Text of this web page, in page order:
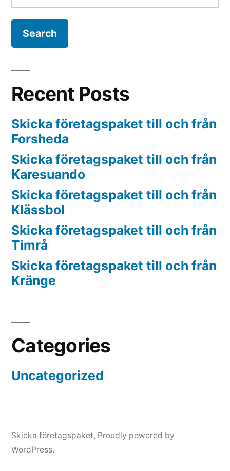
for:
Recent Posts
Skicka företagspaket till och från
Forsheda
Skicka företagspaket till och från
Karesuando
Skicka företagspaket till och från
Klässbol
Skicka företagspaket till och från
Timrå
Skicka företagspaket till och från
Kränge
Categories
Uncategorized
Skicka företagspaket, Proudly powered by
WordPress.